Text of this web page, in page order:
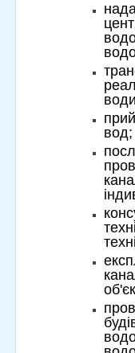
вод;